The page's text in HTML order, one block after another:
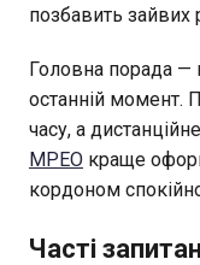
позбавить зайвих
Головна порада —
останній момент.
часу, а дистанційне
МРЕО краще
кордоном
Часті